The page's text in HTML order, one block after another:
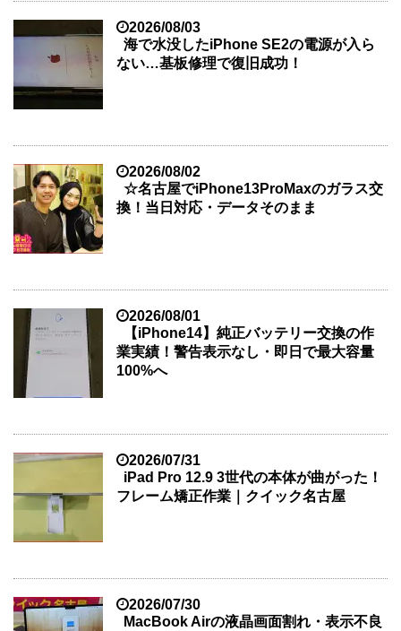
2026/08/03
海で水没したiPhone SE2の電源が入ら
ない…基板修理で復旧成功！
2026/08/02
☆名古屋でiPhone13ProMaxのガラス交
換！当日対応・データそのまま
2026/08/01
【iPhone14】純正バッテリー交換の作
業実績！警告表示なし・即日で最大容量
100%へ
2026/07/31
iPad Pro 12.9 3世代の本体が曲がった！
フレーム矯正作業｜クイック名古屋
2026/07/30
MacBook Airの液晶画面割れ・表示不良